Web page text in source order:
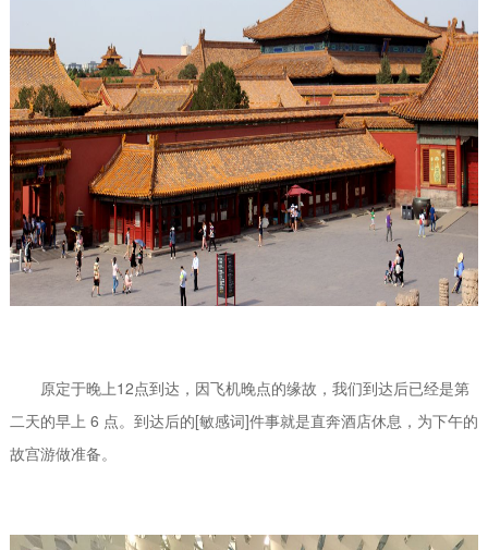
原定于晚上12点到达，因飞机晚点的缘故，我们到达后已经是第
二天的早上 6 点。到达后的[敏感词]件事就是直奔酒店休息，为下午的
故宫游做准备。